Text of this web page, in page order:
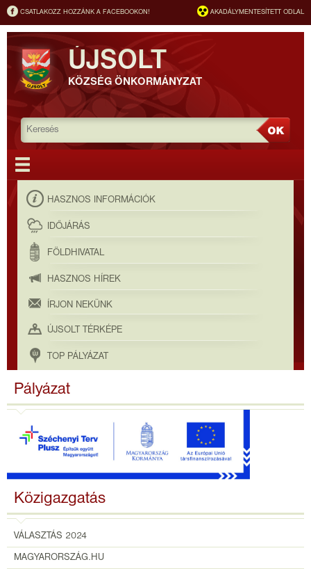
CSATLAKOZZ HOZZÁNK A FACEBOOKON! AKADÁLYMENTESÍTETT ODLAL
ÚJSOLT
KÖZSÉG ÖNKORMÁNYZAT
HASZNOS INFORMÁCIÓK
IDŐJÁRÁS
FÖLDHIVATAL
HASZNOS HÍREK
ÍRJON NEKÜNK
ÚJSOLT TÉRKÉPE
TOP PÁLYÁZAT
Pályázat
Közigazgatás
VÁLASZTÁS 2024
MAGYARORSZÁG.HU